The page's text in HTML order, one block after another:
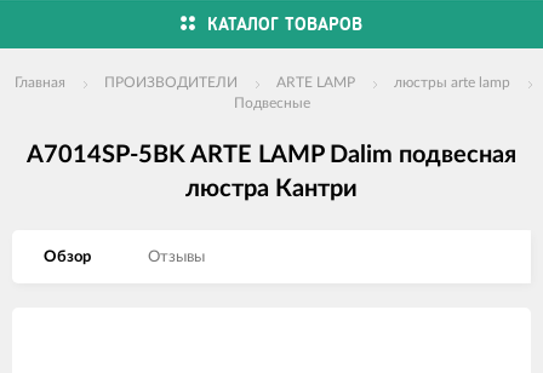
КАТАЛОГ ТОВАРОВ
Главная ПРОИЗВОДИТЕЛИ ARTE LAMP
люстры arte lamp
Подвесные
A7014SP-5BK ARTE LAMP Dalim подвесная
люстра Кантри
Обзор Отзывы